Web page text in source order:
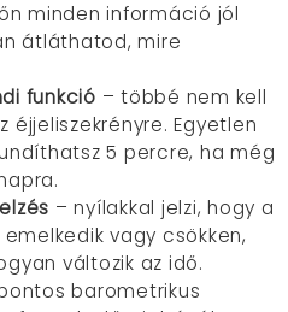
minden információ jól
átláthatod, mire
funkció – többé nem kell
éjjeliszekrényre. Egyetlen
5 percre, ha még
– nyílakkal jelzi, hogy a
vagy csökken,
változik az idő.
barometrikus